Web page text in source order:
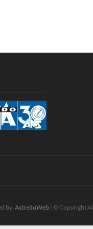
by:AstreduWeb | © Copyright